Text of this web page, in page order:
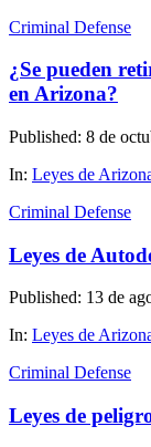
Criminal Defense
¿Se pueden
en Arizona?
Published: 8 de
In: Leyes de
Criminal Defense
Leyes de
Published: 13 de
In: Leyes de
Criminal Defense
Leyes de